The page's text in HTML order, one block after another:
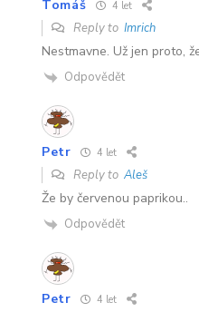
Tomáš 4 let
Reply to Imrich
Nestmavne. Už jen proto,
Odpovědět
Petr 4 let
Reply to Aleš
Že by červenou paprikou..
Odpovědět
Petr 4 let